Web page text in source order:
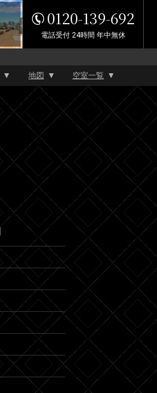
0120-139-692
電話受付 24時間 年中無休
地図 空室一覧